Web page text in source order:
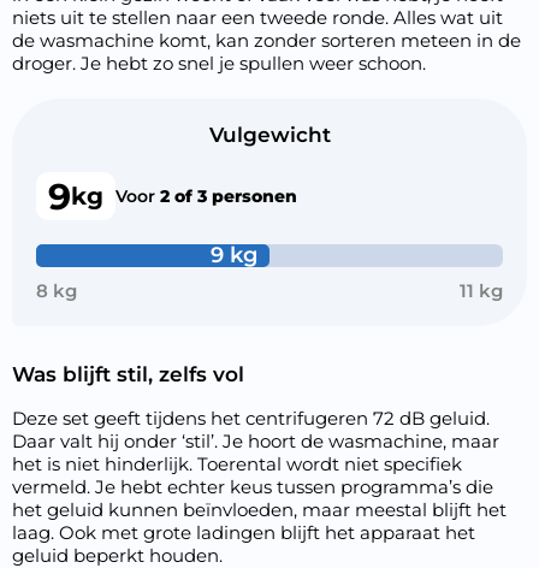
niets uit te stellen naar een tweede ronde. Alles wat uit
de wasmachine komt, kan zonder sorteren meteen in de
droger. Je hebt zo snel je spullen weer schoon.
Vulgewicht
9kg Voor 2 of 3 personen
9 kg
8 kg 11 kg
Was blijft stil, zelfs vol
Deze set geeft tijdens het centrifugeren 72 dB geluid.
Daar valt hij onder ‘stil’. Je hoort de wasmachine, maar
het is niet hinderlijk. Toerental wordt niet specifiek
vermeld. Je hebt echter keus tussen programma’s die
het geluid kunnen beïnvloeden, maar meestal blijft het
laag. Ook met grote ladingen blijft het apparaat het
geluid beperkt houden.